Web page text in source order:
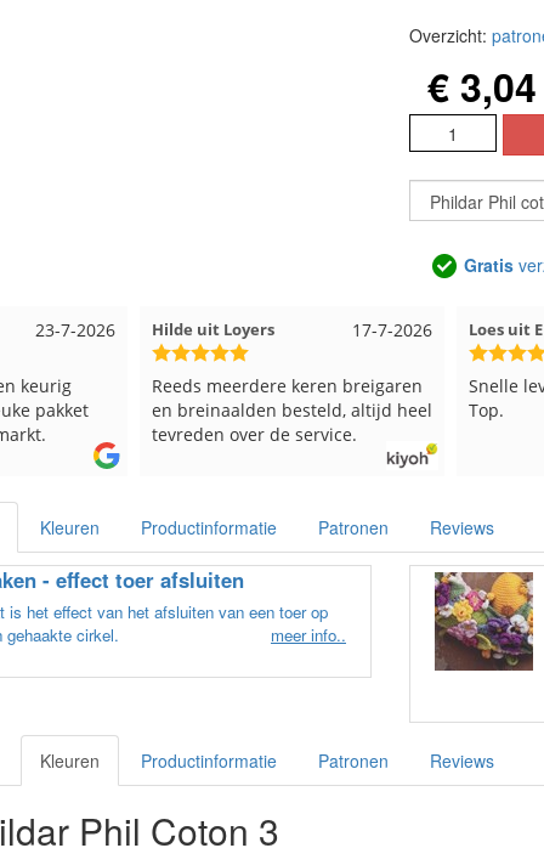
Overzicht:
€ 3,04
Gratis
17-7-2026
keren breigaren
besteld, altijd heel
de service.
12-7-2026
Loes uit EMMELOORD
Snelle levering en keurig verpakt.
Top.
Kleuren Productinformatie Patronen Reviews
- effect toer afsluiten
is het effect van het afsluiten van een toer op
gehaakte cirkel.
meer info..
Kleuren Productinformatie Patronen Reviews
Phil Coton 3